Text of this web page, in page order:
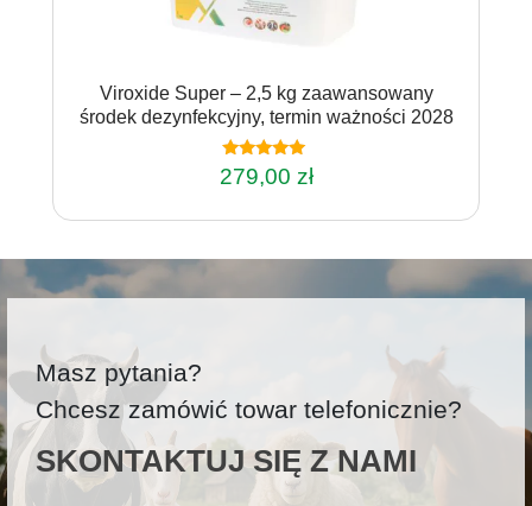
Viroxide Super – 2,5 kg zaawansowany
środek dezynfekcyjny, termin ważności 2028
Oceniono
4.86
279,00 zł
Masz pytania?
Chcesz zamówić towar telefonicznie?
SKONTAKTUJ SIĘ Z NAMI